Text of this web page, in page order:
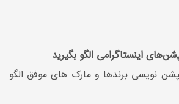
اینستاگرامی الگو بگیرید
نویسی برندها و مارک های موفق الگو